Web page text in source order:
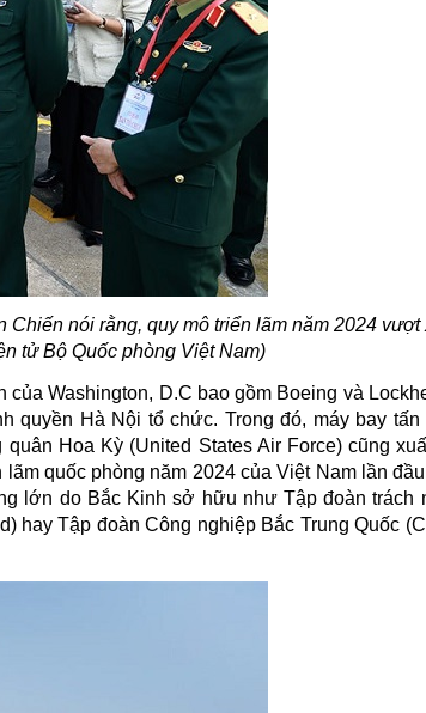
nói rằng, quy mô triển lãm năm 2024 vượt
tử Bộ Quốc phòng Việt Nam)
Washington, D.C bao gồm Boeing và
quyền Hà Nội tổ chức. Trong đó, máy bay tấn
Hoa Kỳ (United States Air Force) cũng
quốc phòng năm 2024 của Việt Nam lần
lớn do Bắc Kinh sở hữu như Tập đoàn trách
hay Tập đoàn Công nghiệp Bắc Trung Quốc